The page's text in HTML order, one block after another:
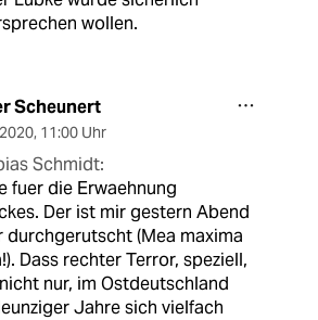
wollen.
Scheunert
, 11:00 Uhr
Schmidt:
fuer die Erwaehnung
Der ist mir gestern Abend
durchgerutscht (Mea maxima
Dass rechter Terror, speziell,
nur, im Ostdeutschland
Jahre sich vielfach